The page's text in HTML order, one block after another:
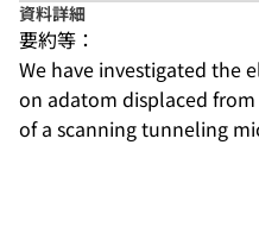
資料詳細
要約等：
We have investigated the
on adatom displaced
of a scanning tunneling